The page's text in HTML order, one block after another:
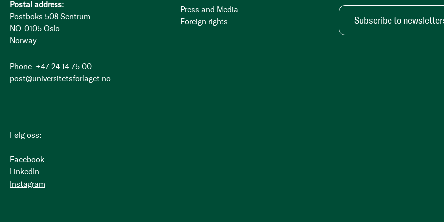
Postal address:
Postboks 508 Sentrum
NO-0105 Oslo
Norway
Phone: +47 24 14 75 00
post@universitetsforlaget.no
Følg oss:
Facebook
LinkedIn
Instagram
Press and Media
Foreign rights
Subscribe to